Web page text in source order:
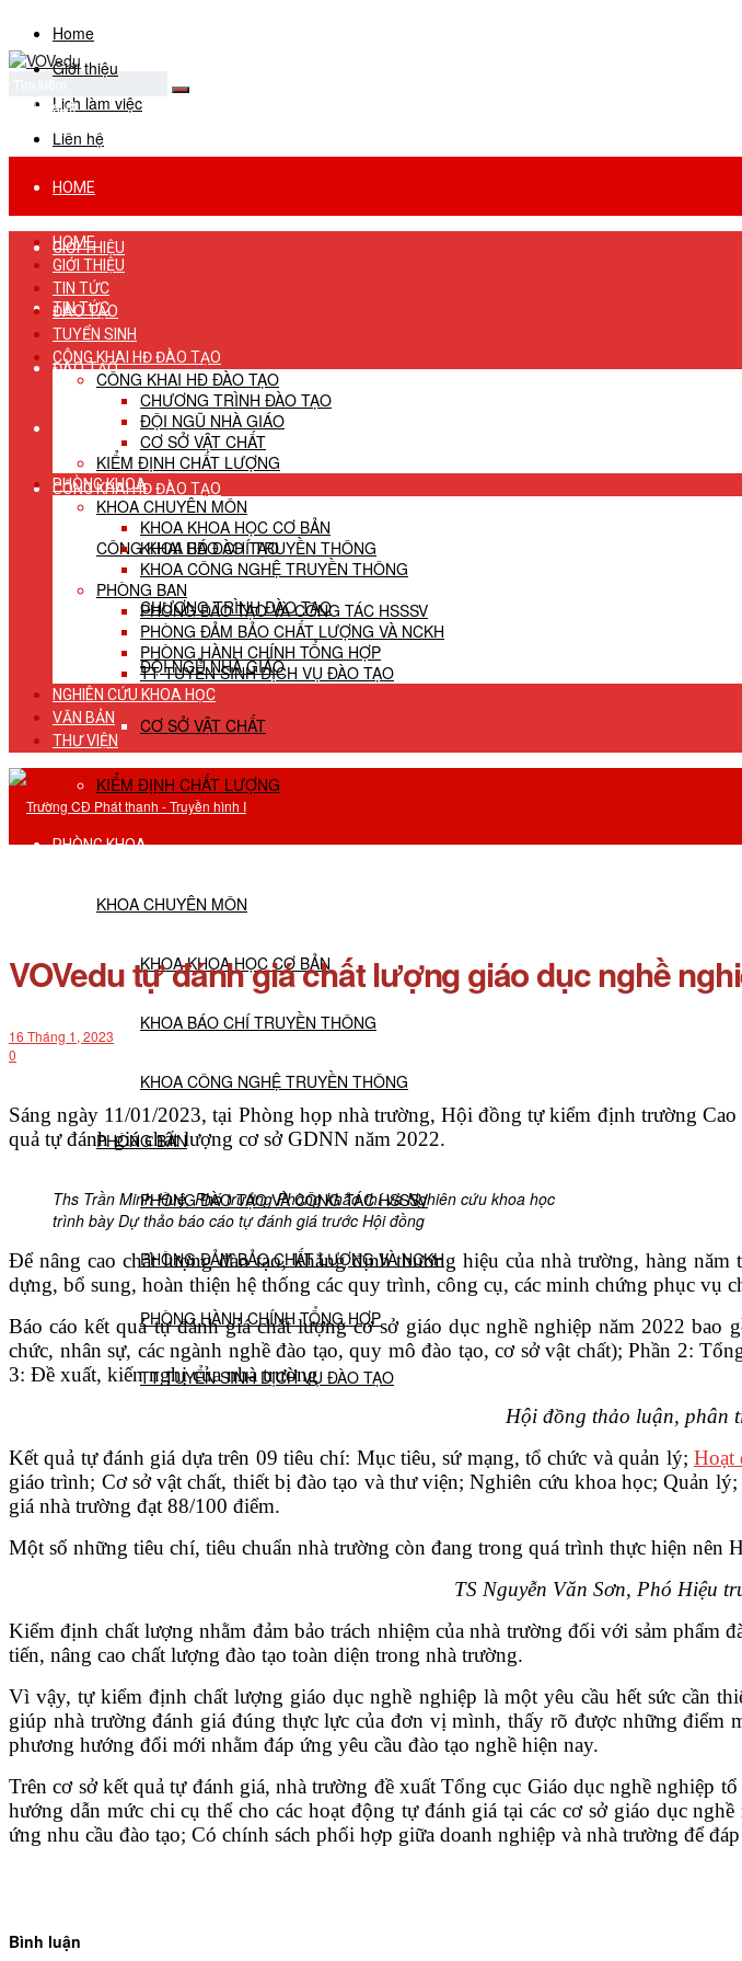
Home
Giới thiệu
Lịch làm việc
Liên hệ
No Result
View All Result
HOME
GIỚI THIỆU
TIN TỨC
ĐÀO TẠO
TUYỂN SINH
CÔNG KHAI HĐ ĐÀO TẠO
CÔNG KHAI HĐ ĐÀO TẠO
CHƯƠNG TRÌNH ĐÀO TẠO
ĐỘI NGŨ NHÀ GIÁO
CƠ SỞ VẬT CHẤT
KIỂM ĐỊNH CHẤT LƯỢNG
PHÒNG KHOA
KHOA CHUYÊN MÔN
KHOA KHOA HỌC CƠ BẢN
KHOA BÁO CHÍ TRUYỀN THÔNG
KHOA CÔNG NGHỆ TRUYỀN THÔNG
PHÒNG BAN
PHÒNG ĐÀO TẠO VÀ CÔNG TÁC HSSSV
PHÒNG ĐẢM BẢO CHẤT LƯỢNG VÀ NCKH
PHÒNG HÀNH CHÍNH TỔNG HỢP
TT TUYỂN SINH DỊCH VỤ ĐÀO TẠO
VĂN BẢN
THƯ VIỆN
HOME
GIỚI THIỆU
TIN TỨC
ĐÀO TẠO
TUYỂN SINH
CÔNG KHAI HĐ ĐÀO TẠO
CÔNG KHAI HĐ ĐÀO TẠO
CHƯƠNG TRÌNH ĐÀO TẠO
ĐỘI NGŨ NHÀ GIÁO
CƠ SỞ VẬT CHẤT
KIỂM ĐỊNH CHẤT LƯỢNG
PHÒNG KHOA
KHOA CHUYÊN MÔN
KHOA KHOA HỌC CƠ BẢN
KHOA BÁO CHÍ TRUYỀN THÔNG
KHOA CÔNG NGHỆ TRUYỀN THÔNG
PHÒNG BAN
PHÒNG ĐÀO TẠO VÀ CÔNG TÁC HSSSV
PHÒNG ĐẢM BẢO CHẤT LƯỢNG VÀ NCKH
PHÒNG HÀNH CHÍNH TỔNG HỢP
TT TUYỂN SINH DỊCH VỤ ĐÀO TẠO
NGHIÊN CỨU KHOA HỌC
VĂN BẢN
THƯ VIỆN
VOVedu tự đánh giá chất lượng giáo dục nghề
16 Tháng 1, 2023
0
Sáng ngày 11/01/2023, tại Phòng họp nhà trường, Hội đồng tự kiểm định trường
quả tự đánh giá chất lượng cơ sở GDNN năm 2022.
Ths Trần Minh Huệ, Phó trưởng Phòng khảo thí và Nghiên cứu khoa học
trình bày Dự thảo báo cáo tự đánh giá trước Hội đồng
Để nâng cao chất lượng đào tạo, khẳng định thương hiệu của nhà trường, hàng
dựng, bổ sung, hoàn thiện hệ thống các quy trình, công cụ, các minh chứng phục vụ
Báo cáo kết quả tự đánh giá chất lượng cơ sở giáo dục nghề nghiệp năm 2022
chức, nhân sự, các ngành nghề đào tạo, quy mô đào tạo, cơ sở vật chất); Phần 2:
3: Đề xuất, kiến nghị của nhà trường
Hội đồng thảo luận, phân
Kết quả tự đánh giá dựa trên 09 tiêu chí: Mục tiêu, sứ mạng, tổ chức và quản lý; Hoạt
giáo trình; Cơ sở vật chất, thiết bị đào tạo và thư viện; Nghiên cứu khoa học; Quản
giá nhà trường đạt 88/100 điểm.
Một số những tiêu chí, tiêu chuẩn nhà trường còn đang trong quá trình thực hiện nên
TS Nguyễn Văn Sơn, Phó Hiệu
Kiểm định chất lượng nhằm đảm bảo trách nhiệm của nhà trường đối với sảm phẩm
tiến, nâng cao chất lượng đào tạo toàn diện trong nhà trường.
Vì vậy, tự kiểm định chất lượng giáo dục nghề nghiệp là một yêu cầu hết sức cần
giúp nhà trường đánh giá đúng thực lực của đơn vị mình, thấy rõ được những điểm
phương hướng đổi mới nhằm đáp ứng yêu cầu đào tạo nghề hiện nay.
Trên cơ sở kết quả tự đánh giá, nhà trường đề xuất Tổng cục Giáo dục nghề nghiệp
hướng dẫn mức chi cụ thể cho các hoạt động tự đánh giá tại các cơ sở giáo dục
ứng nhu cầu đào tạo; Có chính sách phối hợp giữa doanh nghiệp và nhà trường để
Bình luận